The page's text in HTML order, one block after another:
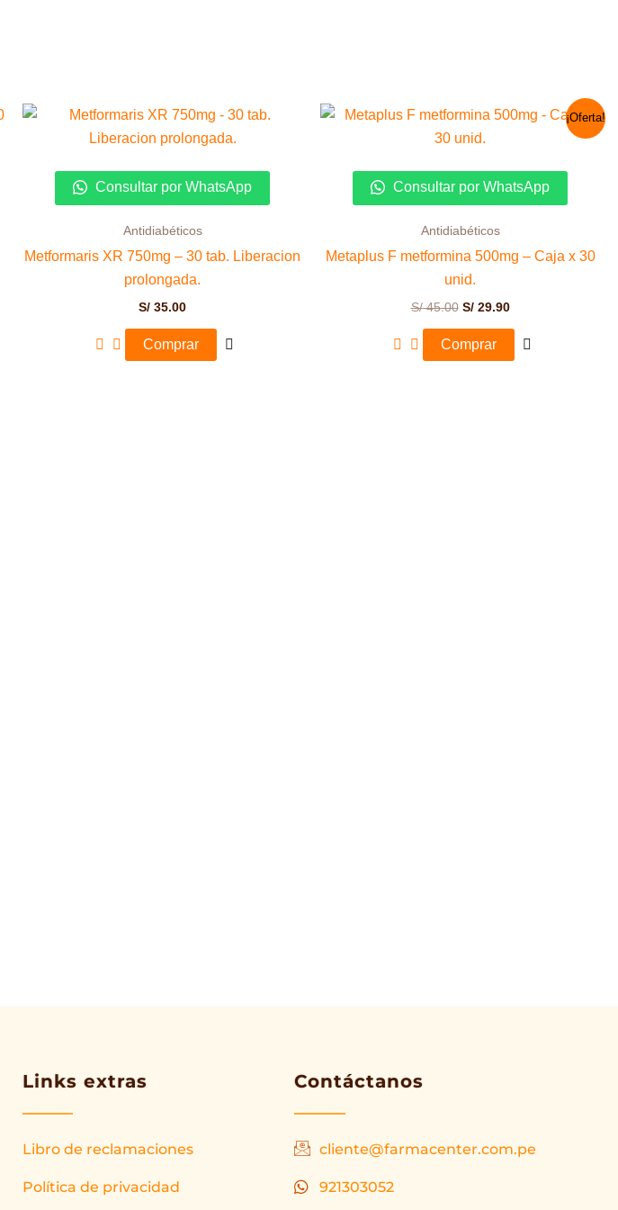
Consultar por WhatsApp
Antidiabéticos
Metformaris XR 750mg – 30 tab. Liberacion
prolongada.
S/ 35.00
Comprar
¡Oferta!
Consultar por WhatsApp
Antidiabéticos
Metaplus F metformina 500mg – Caja x 30
unid.
S/45.00
El
original
S/ 45.00.
S/29.90
El
precio
S/ 29.90.
Comprar
Links extras
Libro de reclamaciones
Política de privacidad
Contáctanos
cliente@farmacenter.com.pe
921303052